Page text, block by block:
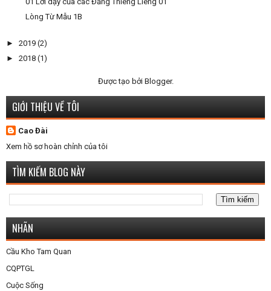
Lòng Từ Mẫu 1B
► 2019 (2)
► 2018 (1)
Được tạo bởi Blogger.
GIỚI THIỆU VỀ TÔI
Cao Đài
Xem hồ sơ hoàn chỉnh của tôi
TÌM KIẾM BLOG NÀY
NHÃN
Cầu Kho Tam Quan
CQPTGL
Cuộc Sống